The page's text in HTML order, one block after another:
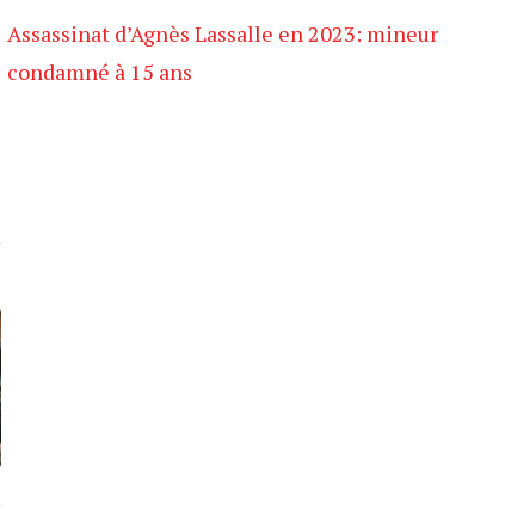
Assassinat d’Agnès Lassalle en 2023: mineur
condamné à 15 ans